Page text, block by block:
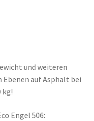
und weiteren
auf Asphalt bei
kg!
Engel 506: